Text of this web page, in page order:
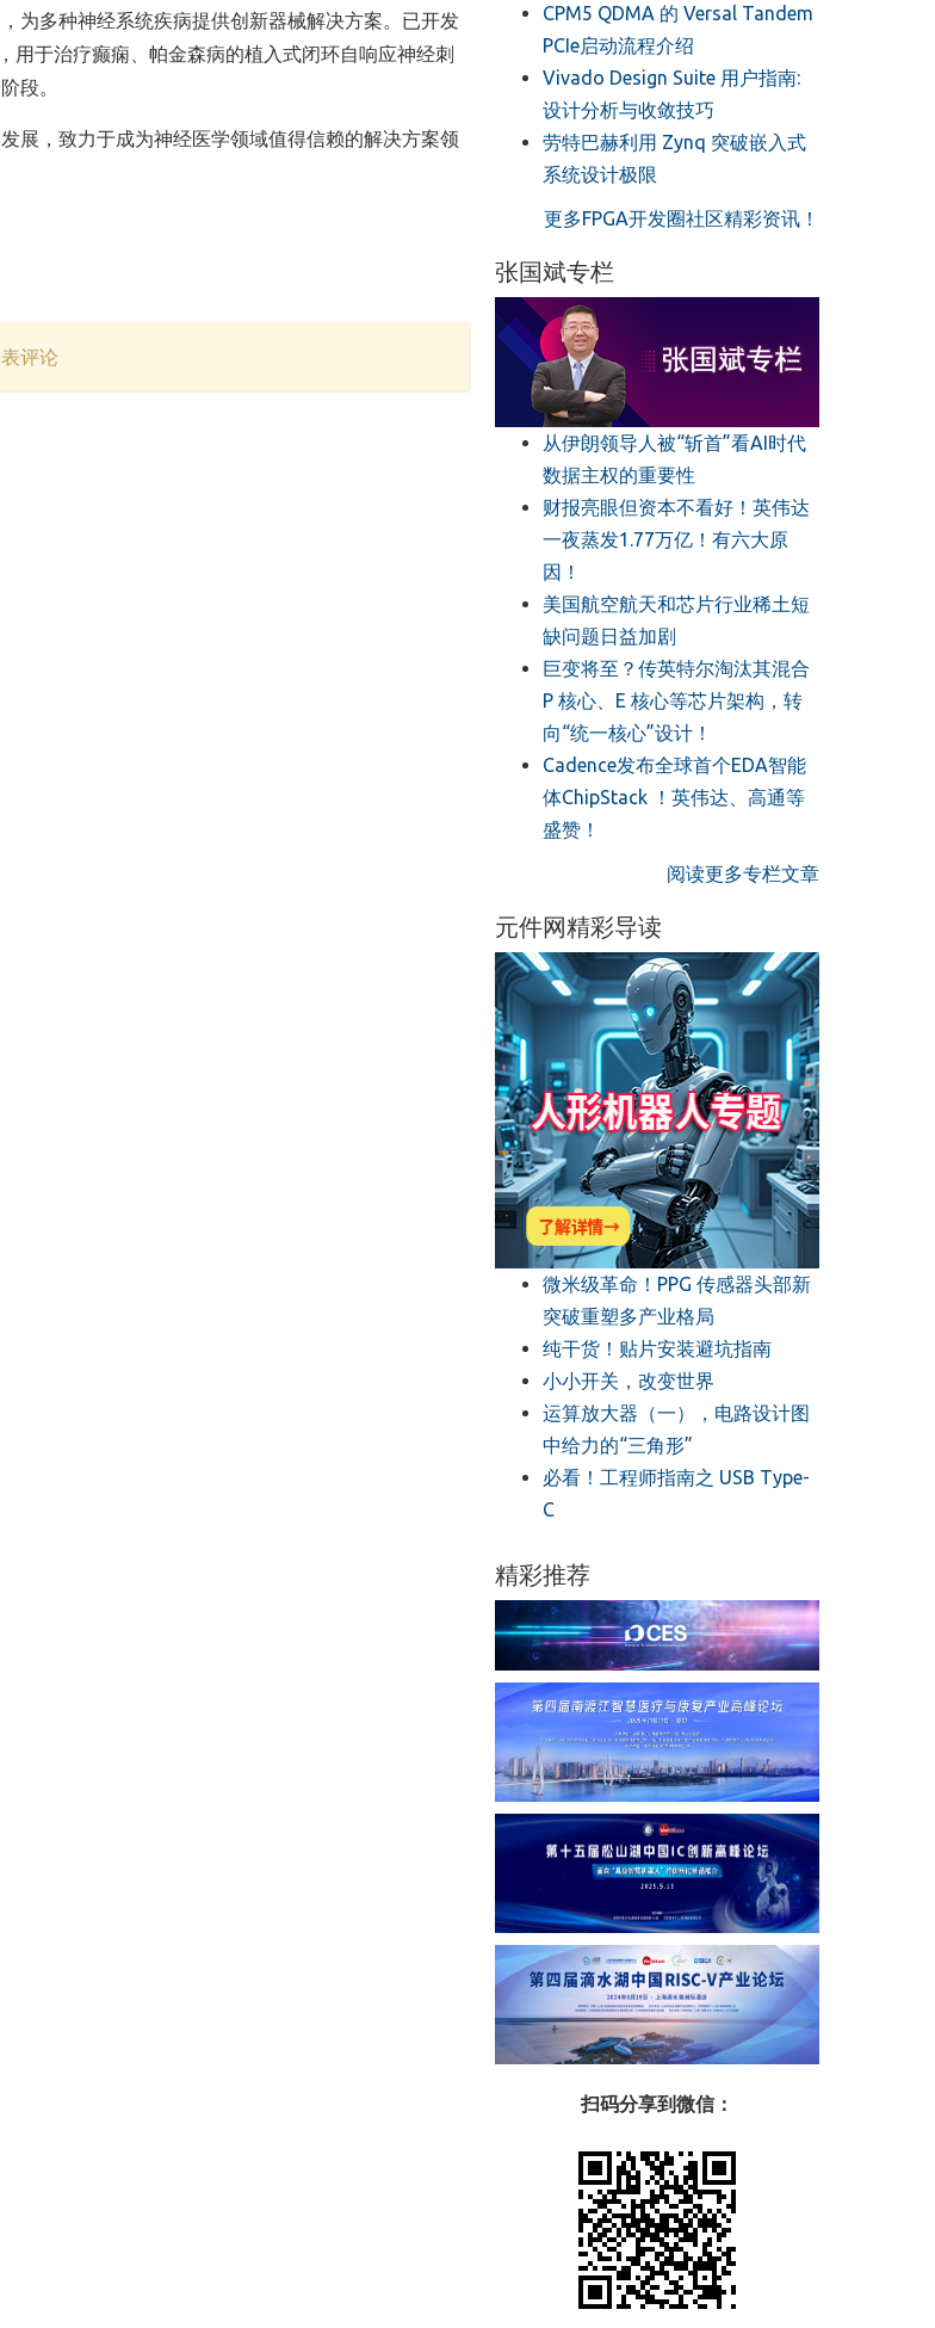
为多种神经系统疾病提供创新器械解决方案。已开发
用于治疗癫痫、帕金森病的植入式闭环自响应神经刺
段。
展，致力于成为神经医学领域值得信赖的解决方案领
评论
CPM5 QDMA 的 Versal Tandem
PCIe启动流程介绍
Vivado Design Suite 用户指南:
设计分析与收敛技巧
劳特巴赫利用 Zynq 突破嵌入式
系统设计极限
更多FPGA开发圈社区精彩资讯！
张国斌专栏
从伊朗领导人被“斩首”看AI时代
数据主权的重要性
财报亮眼但资本不看好！英伟达
一夜蒸发1.77万亿！有六大原
因！
美国航空航天和芯片行业稀土短
缺问题日益加剧
巨变将至？传英特尔淘汰其混合
P 核心、E 核心等芯片架构，转
向“统一核心”设计！
Cadence发布全球首个EDA智能
体ChipStack ！英伟达、高通等
盛赞！
阅读更多专栏文章
元件网精彩导读
微米级革命！PPG 传感器头部新
突破重塑多产业格局
纯干货！贴片安装避坑指南
小小开关，改变世界
运算放大器（一），电路设计图
中给力的“三角形”
必看！工程师指南之 USB Type-
C
精彩推荐
扫码分享到微信：